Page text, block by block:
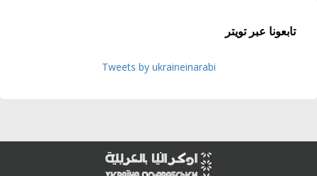
تابعونا عبر تويتر
Tweets by ukraineinarabi